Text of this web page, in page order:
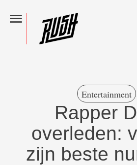
Entertainment
Rapper
overleden:
zijn beste